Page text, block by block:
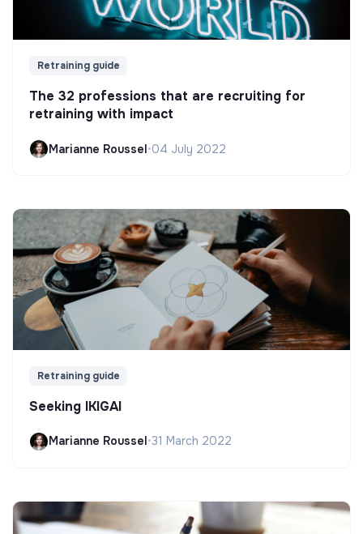
Retraining guide
The 32 professions that are recruiting for
retraining with impact
Marianne Roussel•04 July 2022
Retraining guide
Seeking IKIGAI
Marianne Roussel •31 March 2022